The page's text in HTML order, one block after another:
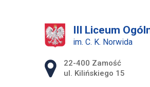
III Liceum
im. C. K. Norwida
Adres pocztowy:
22-400 Zamość
ul. Kilińskiego 15